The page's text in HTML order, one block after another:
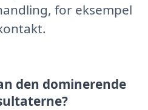
for eksempel
den dominerende